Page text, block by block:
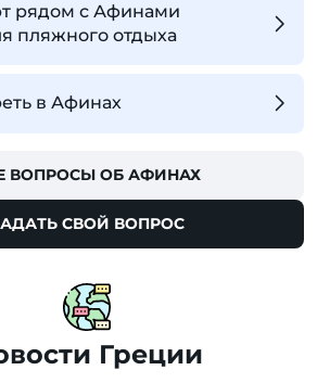
рядом с Афинами
пляжного отдыха
в Афинах
ВОПРОСЫ ОБ АФИНАХ
СВОЙ ВОПРОС
Греции